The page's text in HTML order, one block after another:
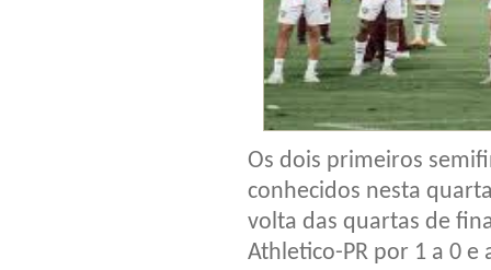
Os dois primeiros
conhecidos nesta
volta das quartas de
Athletico-PR por 1 a 0